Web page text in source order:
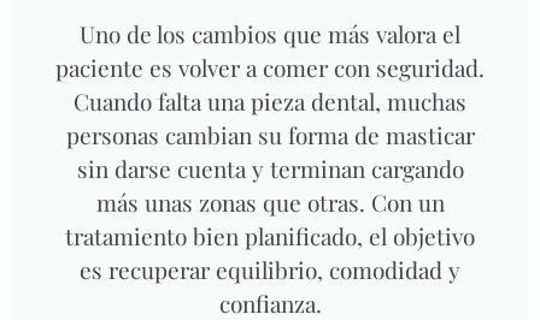
Uno de los cambios que más valora el
paciente es volver a comer con seguridad.
Cuando falta una pieza dental, muchas
personas cambian su forma de masticar
sin darse cuenta y terminan cargando
más unas zonas que otras. Con un
tratamiento bien planificado, el objetivo
es recuperar equilibrio, comodidad y
confianza.